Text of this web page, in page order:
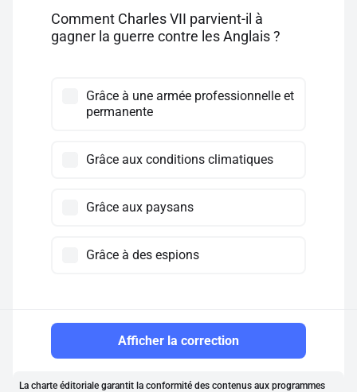
Comment Charles VII parvient-il à
gagner la guerre contre les Anglais ?
Grâce à une armée professionnelle et
permanente
Grâce aux conditions climatiques
Grâce aux paysans
Grâce à des espions
Afficher la correction
La charte éditoriale garantit la conformité des contenus aux programmes